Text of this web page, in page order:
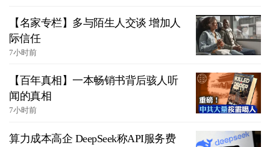
【名家专栏】多与陌生人交谈 增加人
际信任
7小时前
【百年真相】一本畅销书背后骇人听
闻的真相
7小时前
算力成本高企 DeepSeek称API服务费